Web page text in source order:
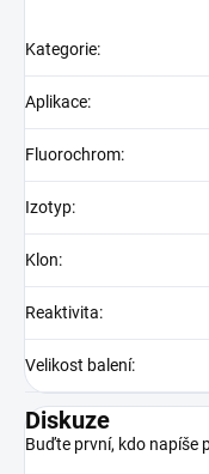
Kategorie:
Aplikace:
Fluorochrom:
Izotyp:
Klon:
Reaktivita:
Velikost balení:
Diskuze
Buďte první, kdo napíše